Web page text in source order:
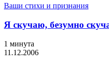
Ваши стихи и признания
Я скучаю, безумно
1 минута
11.12.2006